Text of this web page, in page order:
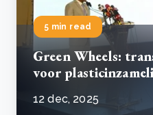
5 min read
Green Wheels:
voor
12 dec, 2025